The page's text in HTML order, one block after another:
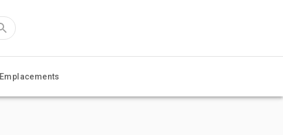
Emplacements